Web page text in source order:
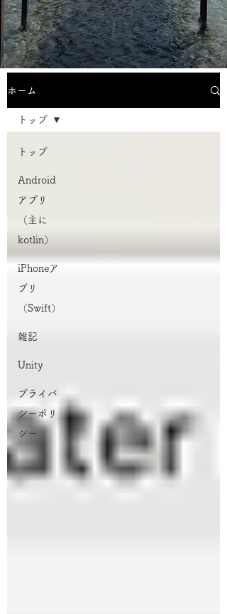
ホーム
トップ
Android
アプリ
（主に
kotlin）
iPhoneア
プリ
（Swift）
雑記
Unity
プライバ
シーポリ
シー
トップ